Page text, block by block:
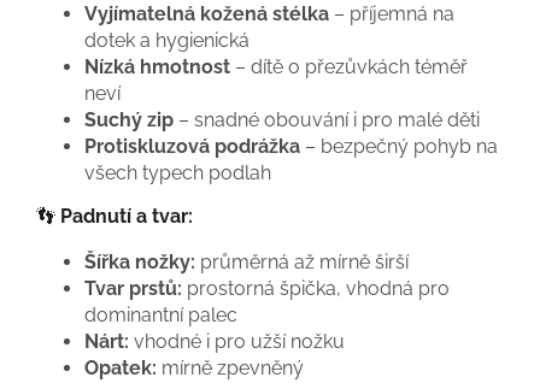
Vyjímatelná kožená stélka – příjemná na
dotek a hygienická
Nízká hmotnost – dítě o přezůvkách téměř
neví
Suchý zip – snadné obouvání i pro malé děti
Protiskluzová podrážka – bezpečný pohyb na
všech typech podlah
👣 Padnutí a tvar:
Šířka nožky: průměrná až mírně širší
Tvar prstů: prostorná špička, vhodná pro
dominantní palec
Nárt: vhodné i pro užší nožku
Opatek: mírně zpevněný